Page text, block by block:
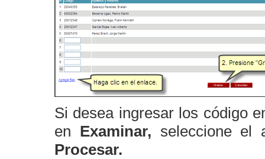
Si desea ingresar los código
en Examinar, seleccione el
Procesar.